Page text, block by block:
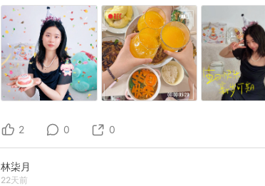
2 0 0
林柒月
22天前